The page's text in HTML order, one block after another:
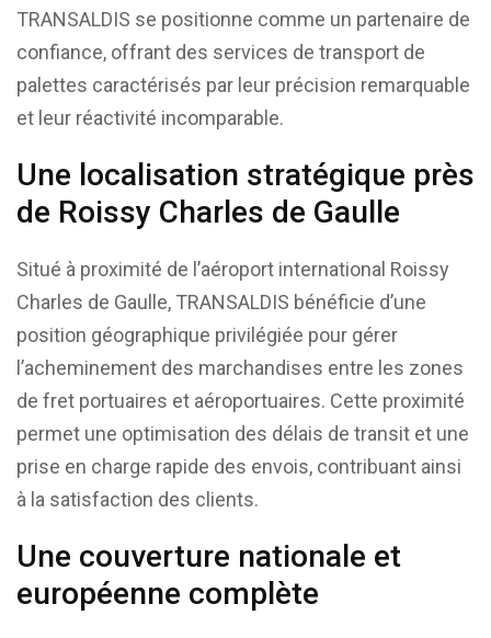
TRANSALDIS se positionne comme un partenaire de
confiance, offrant des services de transport de
palettes caractérisés par leur précision remarquable
et leur réactivité incomparable.
Une localisation stratégique près
de Roissy Charles de Gaulle
Situé à proximité de l’aéroport international Roissy
Charles de Gaulle, TRANSALDIS bénéficie d’une
position géographique privilégiée pour gérer
l’acheminement des marchandises entre les zones
de fret portuaires et aéroportuaires. Cette proximité
permet une optimisation des délais de transit et une
prise en charge rapide des envois, contribuant ainsi
à la satisfaction des clients.
Une couverture nationale et
européenne complète